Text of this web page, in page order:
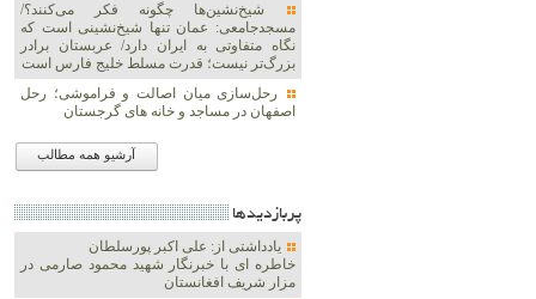
شیخ‌نشین‌ها چگونه فکر می‌کنند؟/
مسجدجامعی: عمان تنها شیخ‌نشینی است که
نگاه متفاوتی به ایران دارد/ عربستان برادر
بزرگ‌تر نیست؛ قدرت مسلط خلیج فارس است
رحل‌سازی میان اصالت و فراموشی؛ رحل
اصفهان در مساجد و خانه های گرجستان
آرشیو همه مطالب
پربازديدها
یادداشتی از: علی اکبر پورسلطان
خاطره ای با خبرنگار شهید محمود صارمی در
مزار شریف افغانستان